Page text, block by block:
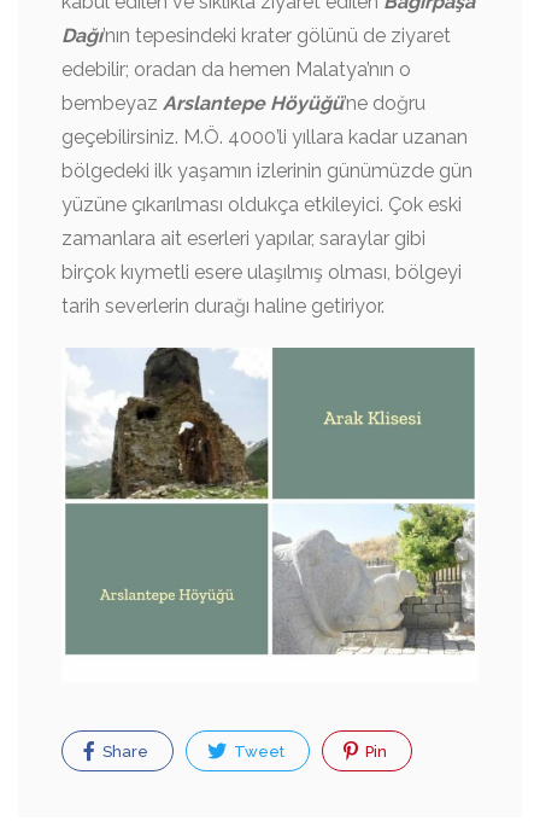
Dağı’nın tepesindeki krater gölünü de ziyaret
edebilir; oradan da hemen Malatya’nın o
bembeyaz Arslantepe Höyüğü’ne doğru
geçebilirsiniz. M.Ö. 4000’li yıllara kadar uzanan
bölgedeki ilk yaşamın izlerinin günümüzde gün
yüzüne çıkarılması oldukça etkileyici. Çok eski
zamanlara ait eserleri yapılar, saraylar gibi
birçok kıymetli esere ulaşılmış olması, bölgeyi
tarih severlerin durağı haline getiriyor.
Share Tweet Pin